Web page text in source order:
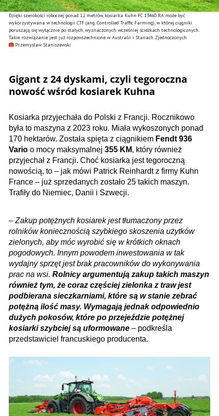
Dzięki szerokości roboczej ponad 12 metrów, kosiarka Kuhn FC 13460 RA może być
wykorzystywana w technologii CTF (ang. Controlled Traffic Farming), w której ciągniki
poruszają się wyłącznie po stałych, wyznaczonych wcześniej ścieżkach technologicznych.
Takie rozwiązanie jest już rozpowszechnione w Australii i Stanach Zjednoczonych.
Przemysław Staniszewski
Gigant z 24 dyskami, czyli tegoroczna
nowość wśród kosiarek Kuhna
Kosiarka przyjechała do Polski z Francji. Rocznikowo
była to maszyna z 2023 roku. Miała wykoszonych ponad
170 hektarów. Została spięta z ciągnikiem Fendt 936
Vario o mocy maksymalnej 355 KM, który również
przyjechał z Francji. Choć kosiarka jest tegoroczną
nowością, to – jak mówi Patrick Reinhardt z firmy Kuhn
France – już sprzedanych zostało 25 takich maszyn.
Trafiły do Niemiec, Danii i Szwecji.
– Zakup potężnych kosiarek jest tłumaczony przez
rolników koniecznością szybkiego skoszenia użytków
zielonych, aby móc wyrobić się w krótkich oknach
pogodowych. Innym powodem inwestowania w tak
wydajny sprzęt jest brak pracowników do wykonywania
prac na wsi. Rolnicy argumentują zakup takich maszyn
również tym, że coraz częściej zielonka z traw jest
podbierana sieczkarniami, które są w stanie zebrać
potężną ilość masy. Wymagają jednak odpowiednio
dużych pokosów, które po przejeździe potężnej
kosiarki szybciej są uformowane – podkreśla
przedstawiciel francuskiego producenta.